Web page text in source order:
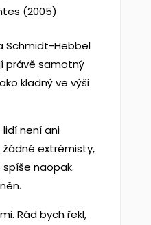
(2005)
Schmidt-Hebbel
právě samotný
kladný ve výši
není ani
extrémisty,
naopak.
Rád bych řekl,